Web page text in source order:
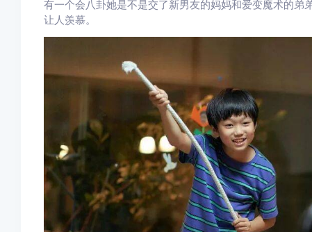
有一个会八卦她是不是交了新男友的妈妈和爱变魔术的
让人羡慕。